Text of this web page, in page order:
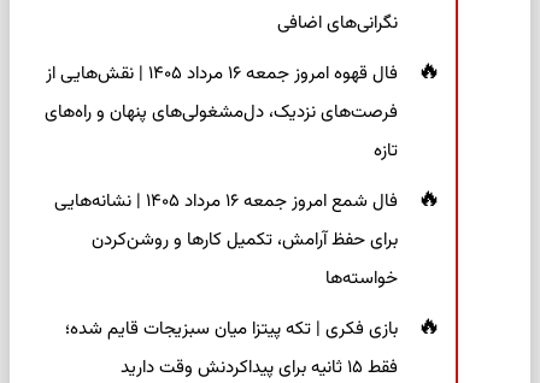
نگرانی‌های اضافی
فال قهوه امروز جمعه ۱۶ مرداد ۱۴۰۵ | نقش‌هایی از
فرصت‌های نزدیک، دل‌مشغولی‌های پنهان و راه‌های
تازه
فال شمع امروز جمعه ۱۶ مرداد ۱۴۰۵ | نشانه‌هایی
برای حفظ آرامش، تکمیل کارها و روشن‌کردن
خواسته‌ها
بازی فکری | تکه پیتزا میان سبزیجات قایم شده؛
فقط ۱۵ ثانیه برای پیداکردنش وقت دارید